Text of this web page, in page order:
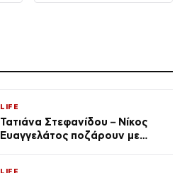
LIFE
Τατιάνα Στεφανίδου – Νίκος
Ευαγγελάτος ποζάρουν με
LIFE